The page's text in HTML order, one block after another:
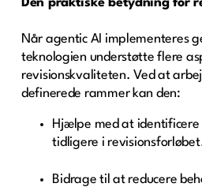
Den praktiske betydning for
Når agentic AI implementeres
teknologien understøtte flere
revisionskvaliteten. Ved at
definerede rammer kan den:
Hjælpe med at
tidligere i
Bidrage til at reducere